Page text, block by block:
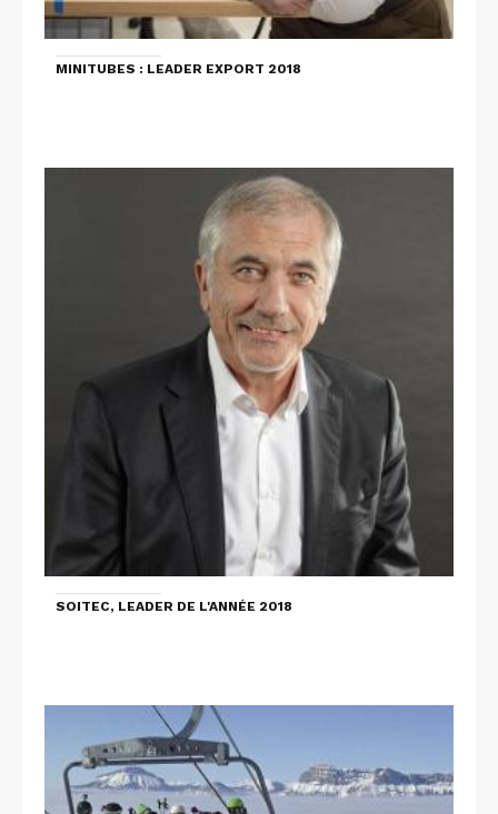
MINITUBES : LEADER EXPORT 2018
SOITEC, LEADER DE L'ANNÉE 2018